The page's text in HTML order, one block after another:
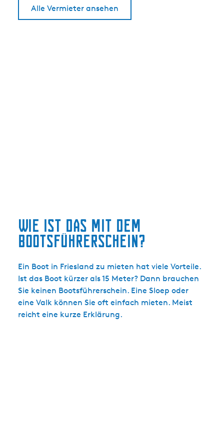
Alle Vermieter ansehen
Wie ist das mit dem
Bootsführerschein?
Ein Boot in Friesland zu mieten hat viele Vorteile.
Ist das Boot kürzer als 15 Meter? Dann brauchen
Sie keinen Bootsführerschein. Eine Sloep oder
eine Valk können Sie oft einfach mieten. Meist
reicht eine kurze Erklärung.